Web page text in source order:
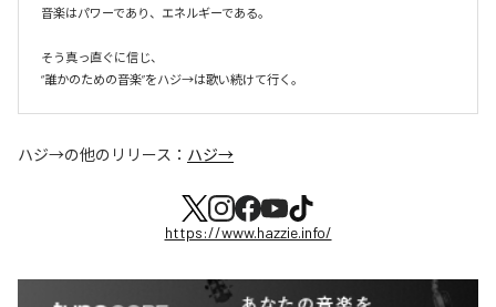
音楽はパワーであり、エネルギーである。
そう真っ直ぐに信じ、
ハジ→の他のリリース： ハジ→
https://www.hazzie.info/